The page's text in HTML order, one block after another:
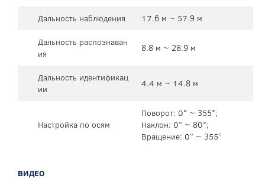
Дальность наблюдения
17.6 м ~ 57.9 м
Дальность распознаван
ия
8.8 м ~ 28.9 м
Дальность идентификац
ии
4.4 м ~ 14.8 м
Настройка по осям
Поворот: 0° ~ 355°;
Наклон: 0° ~ 80°;
Вращение: 0° ~ 355°
ВИДЕО